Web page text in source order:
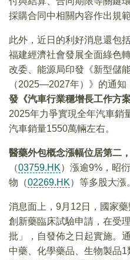
採購合同中相關内容作出規範
此外，近日的利好消息還包
福建經濟社會發展全面綠色
改委、能源局印發《新型儲
（2025—2027年）》的通知
發《汽車行業穩增長工作方
2025年力爭實現全年汽車銷
汽車銷量1550萬輛左右。
醫藥外包概念漲幅位居第二
（03759.HK）漲逾9%，昭
物（02269.HK）等多股大漲
消息面上，9月12日，國家
創新藥臨床試驗申請，在受
批」，自發佈之日起實施。
中藥、化學藥品、生物製品